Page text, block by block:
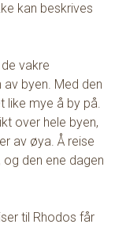
kan beskrives
vakre
av byen. Med den
like mye å by på.
over hele byen,
av øya. Å reise
den ene dagen
til Rhodos får